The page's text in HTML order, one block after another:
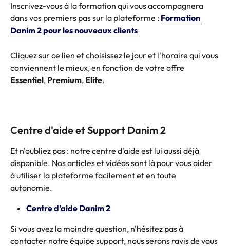
Inscrivez-vous à la formation qui vous accompagnera
dans vos premiers pas sur la plateforme : Formation
Danim 2 pour les nouveaux clients
Cliquez sur ce lien et choisissez le jour et l'horaire qui vous
conviennent le mieux, en fonction de votre offre
Essentiel, Premium, Elite.
Centre d'aide et Support Danim 2
Et n'oubliez pas : notre centre d'aide est lui aussi déjà
disponible. Nos articles et vidéos sont là pour vous aider
à utiliser la plateforme facilement et en toute
autonomie.
Centre d'aide Danim 2
Si vous avez la moindre question, n'hésitez pas à
contacter notre équipe support, nous serons ravis de vous